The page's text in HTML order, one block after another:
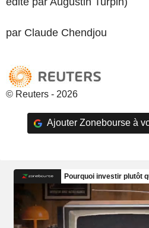
par Claude Chendjou
© Reuters - 2026
Ajouter Zonebourse à